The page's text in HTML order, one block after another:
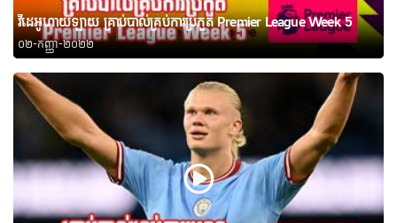
វីដេអូហាយឡាយ គ្រាប់បាល់គ្រប់ការប្រកួត Premier League Week 5
០២-កញ្ញា-២០២២